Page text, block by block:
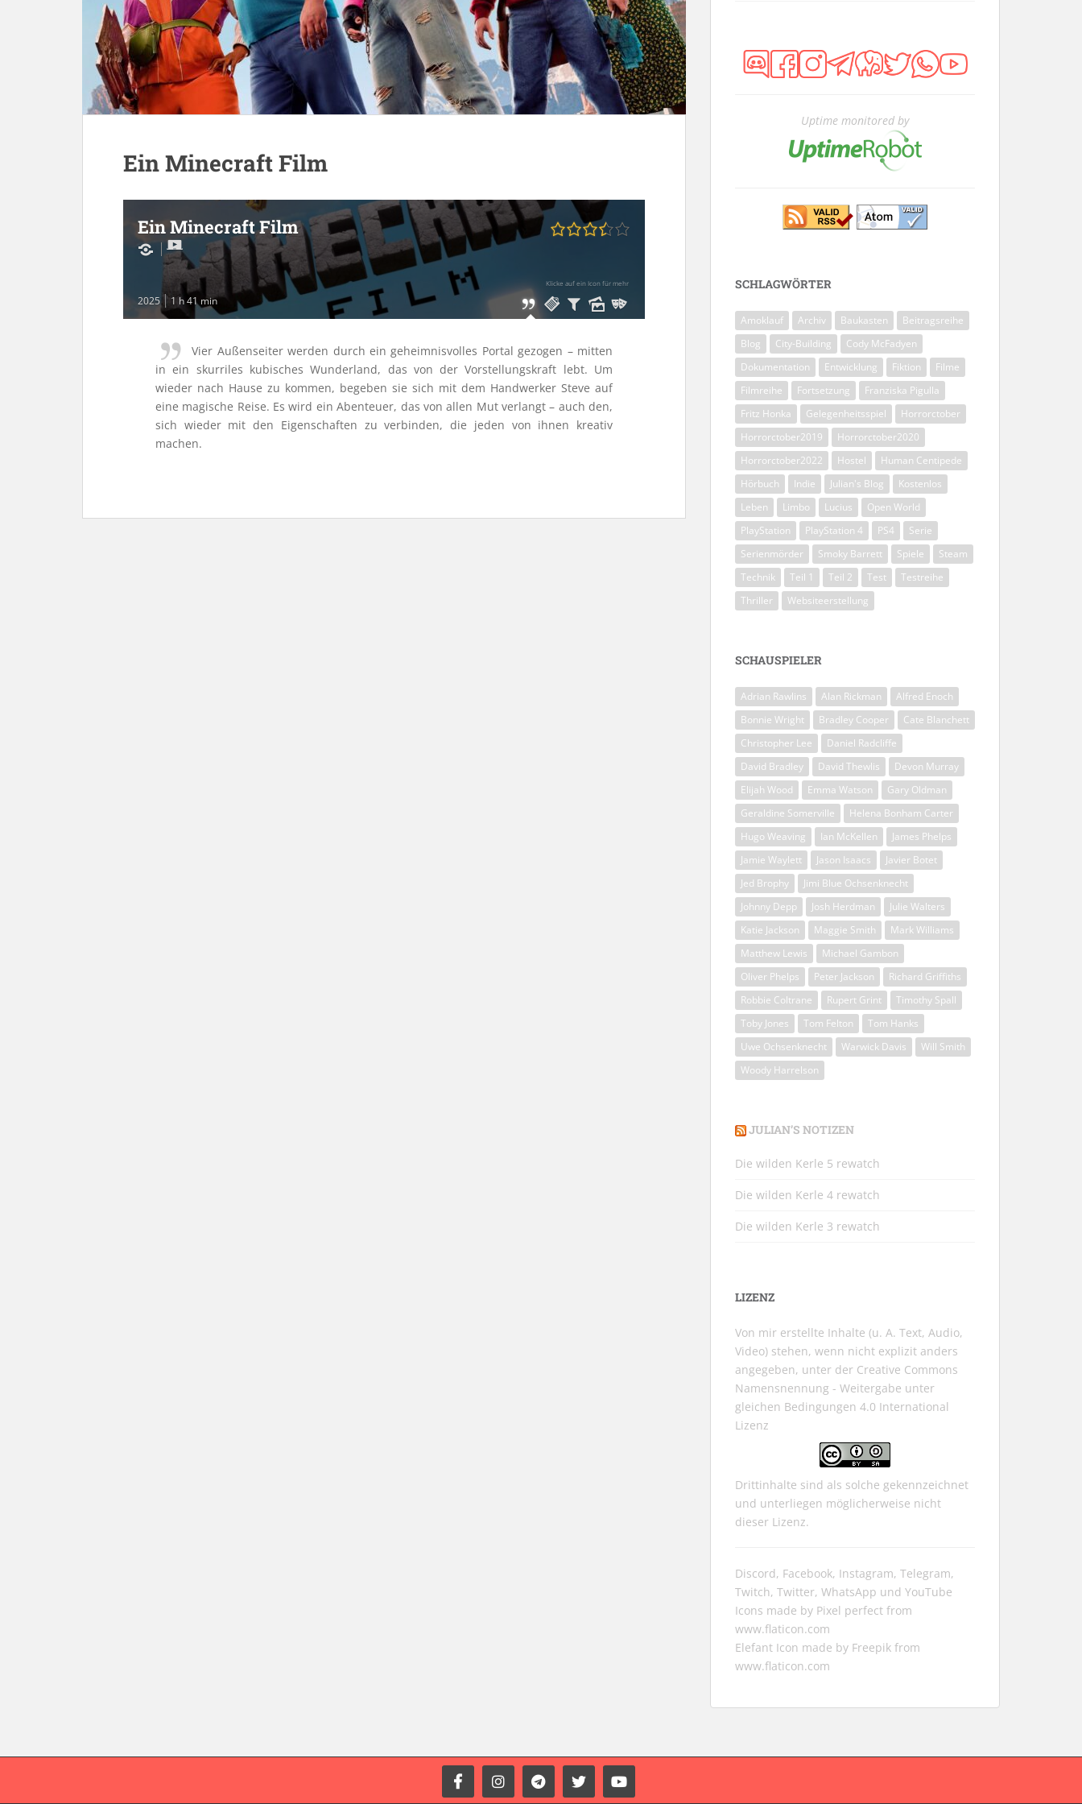
Ein Minecraft Film
Ein Minecraft Film
2025 1 h 41 min
Klicke auf ein Icon für mehr
Vier Außenseiter werden durch ein geheimnisvolles Portal gezogen – mitten
in ein skurriles kubisches Wunderland, das von der Vorstellungskraft lebt. Um
wieder nach Hause zu kommen, begeben sie sich mit dem Handwerker Steve auf
eine magische Reise. Es wird ein Abenteuer, das von allen Mut verlangt – auch den,
sich wieder mit den Eigenschaften zu verbinden, die jeden von ihnen kreativ
machen.
Uptime monitored by
SCHLAGWÖRTER
Amoklauf Archiv Baukasten
Beitragsreihe
Blog
City-Building
Cody McFadyen
Dokumentation
Entwicklung Fiktion
Filme
Filmreihe
Fortsetzung
Franziska Pigulla
Fritz Honka
Gelegenheitsspiel
Horrorctober
Horrorctober2019
Horrorctober2020
Horrorctober2022
Hostel
Human Centipede
Hörbuch
Indie Julian's Blog
Kostenlos
Leben
Limbo Lucius
Open World
PlayStation
PlayStation 4 PS4
Serie
Serienmörder
Smoky Barrett Spiele
Steam
Technik
Teil 1 Teil 2 Test
Testreihe
Thriller
Websiteerstellung
SCHAUSPIELER
Adrian Rawlins Alan Rickman
Alfred Enoch
Bonnie Wright
Bradley Cooper
Cate Blanchett
Christopher Lee
Daniel Radcliffe
David Bradley
David Thewlis
Devon Murray
Elijah Wood
Emma Watson
Gary Oldman
Geraldine Somerville
Helena Bonham Carter
Hugo Weaving
Ian McKellen
James Phelps
Jamie Waylett
Jason Isaacs
Javier Botet
Jed Brophy
Jimi Blue Ochsenknecht
Johnny Depp
Josh Herdman
Julie Walters
Katie Jackson
Maggie Smith
Mark Williams
Matthew Lewis
Michael Gambon
Oliver Phelps
Peter Jackson
Richard Griffiths
Robbie Coltrane
Rupert Grint
Timothy Spall
Toby Jones
Tom Felton
Tom Hanks
Uwe Ochsenknecht
Warwick Davis
Will Smith
Woody Harrelson
JULIAN’S NOTIZEN
Die wilden Kerle 5 rewatch
Die wilden Kerle 4 rewatch
Die wilden Kerle 3 rewatch
LIZENZ
Von mir erstellte Inhalte (u. A. Text, Audio,
Video) stehen, wenn nicht explizit anders
angegeben, unter der Creative Commons
Namensnennung - Weitergabe unter
gleichen Bedingungen 4.0 International
Lizenz
Drittinhalte sind als solche gekennzeichnet
und unterliegen möglicherweise nicht
dieser Lizenz.
Discord, Facebook, Instagram, Telegram,
Twitch, Twitter, WhatsApp und YouTube
Icons made by Pixel perfect from
www.flaticon.com
Elefant Icon made by Freepik from
www.flaticon.com